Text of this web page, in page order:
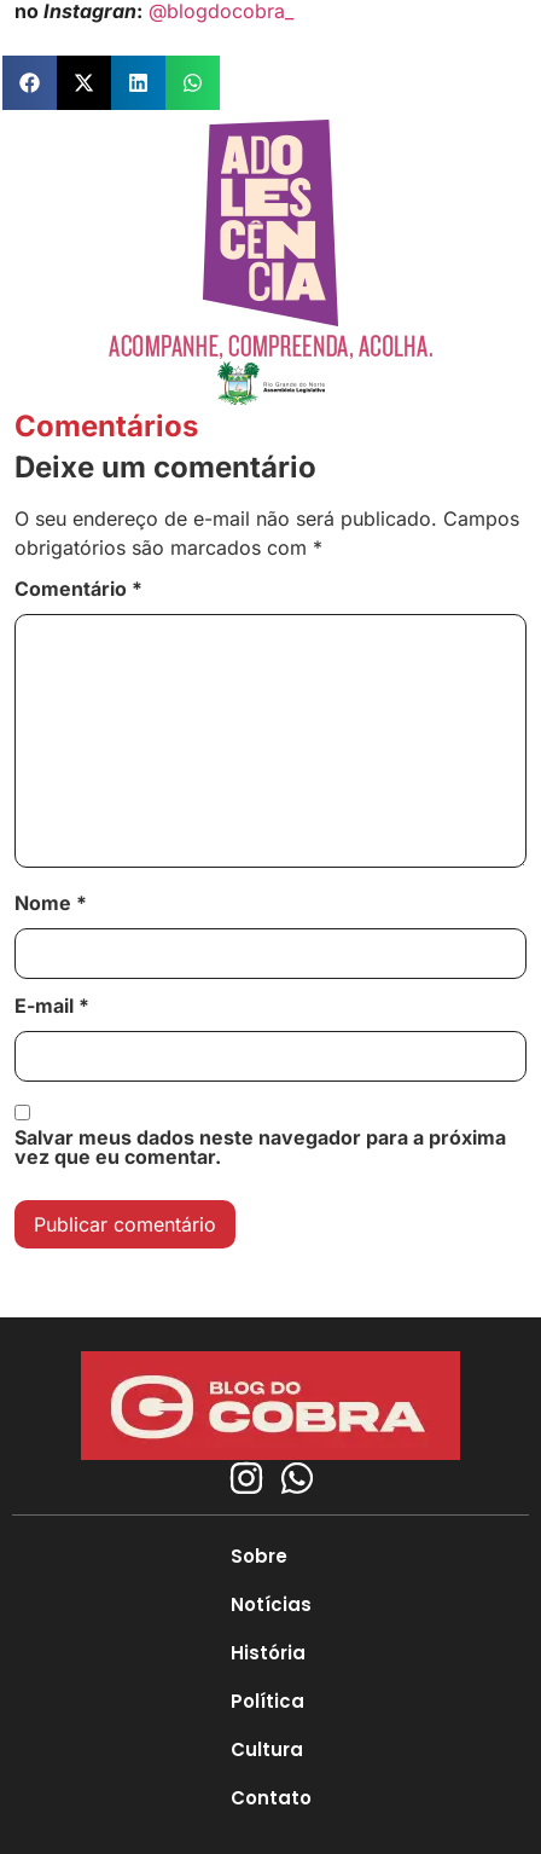
no Instagran: @blogdocobra_
Comentários
Deixe um comentário
O seu endereço de e-mail não será publicado. Campos
obrigatórios são marcados com *
Comentário *
Nome *
E-mail *
Salvar meus dados neste navegador para a próxima
vez que eu comentar.
Sobre
Notícias
História
Política
Cultura
Contato